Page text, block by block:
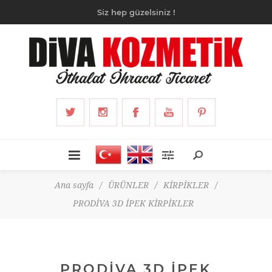
Siz hep güzelsiniz !
Ana sayfa / ÜRÜNLER / KİRPİKLER
/
PRODİVA 3D İPEK KİRPİKLER